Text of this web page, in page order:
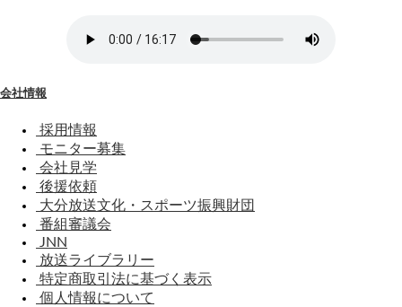
会社情報
採用情報
モニター募集
会社見学
後援依頼
大分放送文化・スポーツ振興財団
番組審議会
JNN
放送ライブラリー
特定商取引法に基づく表示
個人情報について